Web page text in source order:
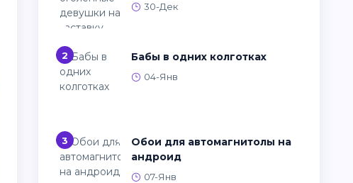
30-Дек
2 Бабы в одних колготках
04-Янв
3
Обои для автомагнитолы на
андроид
07-Янв